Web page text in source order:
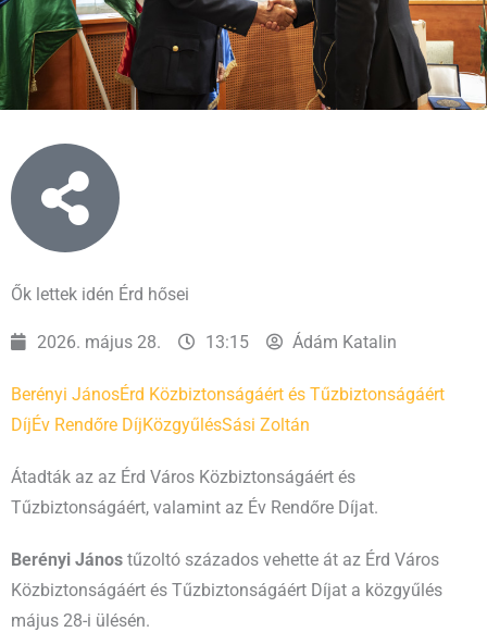
Ők lettek idén Érd hősei
2026. május 28. 13:15 Ádám Katalin
Berényi JánosÉrd Közbiztonságáért és Tűzbiztonságáért
DíjÉv Rendőre DíjKözgyűlésSási Zoltán
Átadták az az Érd Város Közbiztonságáért és
Tűzbiztonságáért, valamint az Év Rendőre Díjat.
Berényi János tűzoltó százados vehette át az Érd Város
Közbiztonságáért és Tűzbiztonságáért Díjat a közgyűlés
május 28-i ülésén.